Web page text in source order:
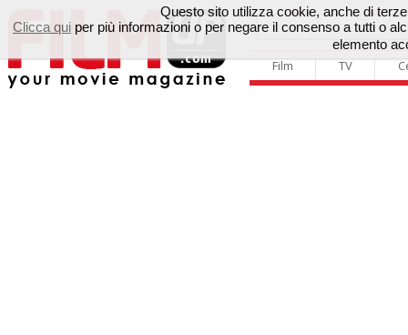
Film TV
Questo sito utilizza cookie, anche di
Clicca qui per più informazioni o per negare il consenso a tutti o
elemento